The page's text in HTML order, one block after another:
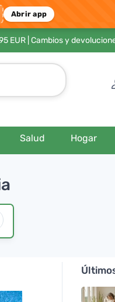
Abrir app
EUR| Cambios y
Salud Hogar